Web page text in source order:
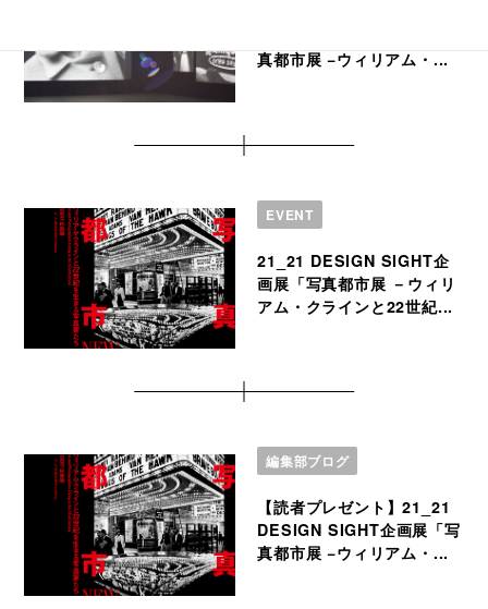
真都市展 −ウィリアム・...
EVENT
21_21 DESIGN SIGHT企
画展「写真都市展 －ウィリ
アム・クラインと22世紀...
編集部ブログ
【読者プレゼント】21_21
DESIGN SIGHT企画展「写
真都市展 −ウィリアム・...